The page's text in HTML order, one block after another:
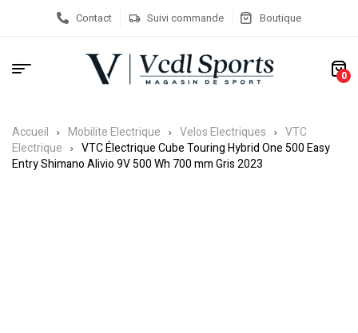
Contact Suivi commande Boutique
0
Accueil Mobilite Electrique Velos Electriques
VTC
Electrique
VTC Électrique Cube Touring Hybrid One 500 Easy
Entry Shimano Alivio 9V 500 Wh 700 mm Gris 2023